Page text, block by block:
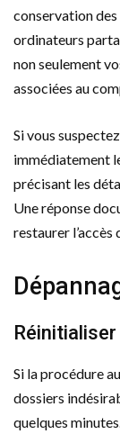
conservation
ordinateurs
non seulement
associées au
Si vous
immédiatement
précisant les
Une réponse
restaurer l’accès
Si la procédure
dossiers
quelques